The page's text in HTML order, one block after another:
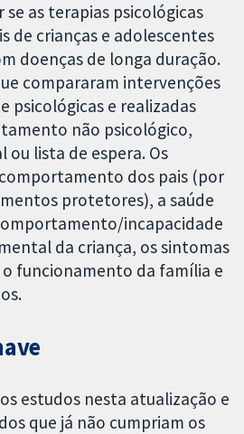
as terapias psicológicas
de crianças e adolescentes
doenças de longa duração.
compararam intervenções
psicológicas e realizadas
não psicológico,
lista de espera. Os
dos pais (por
protetores), a saúde
incapacidade
da criança, os sintomas
o funcionamento da família e
estudos nesta atualização e
que já não cumpriam os